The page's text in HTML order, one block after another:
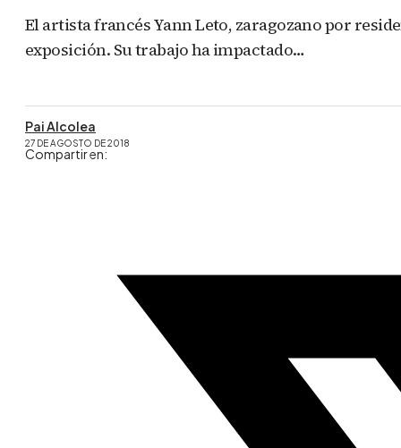
El artista francés Yann Leto, zaragozano por
exposición. Su trabajo ha impactado…
Pai Alcolea
27 DE AGOSTO DE 2018
Compartir en: